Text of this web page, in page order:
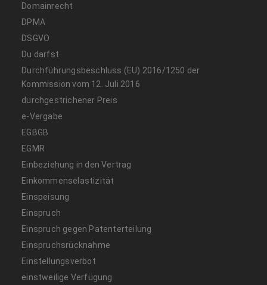
Domainrecht
DPMA
DSGVO
Du darfst
Durchführungsbeschluss (EU) 2016/1250 der
Kommission vom 12. Juli 2016
durchgestrichener Preis
e-Vergabe
EGBGB
EGMR
Einbeziehung in den Vertrag
Einkommenselastizität
Einspeisung
Einspruch
Einspruch gegen Patenterteilung
Einspruchsrücknahme
Einstellungsverbot
einstweilige Verfügung